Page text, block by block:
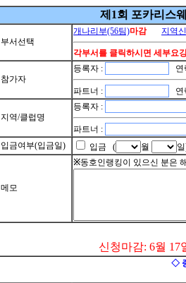
제1회 포카리스
부서선택
개나리부(56팀)마감 지역
각부서를 클릭하시면 세부요
참가자
등록자 : 연
파트너 : 연
지역/클럽명
등록자 :
파트너 :
입금여부(입금일)
입금 ( 월
메모
※동호인랭킹이 있으신 분은
신청마감: 6월 17
◇